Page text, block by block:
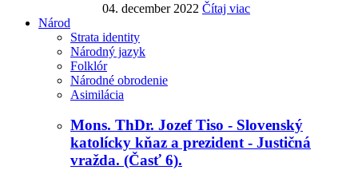
04. december 2022 Čítaj viac
Národ
Strata identity
Národný jazyk
Folklór
Národné obrodenie
Asimilácia
Mons. ThDr. Jozef Tiso - Slovenský
katolícky kňaz a prezident - Justičná
vražda. (Časť 6).